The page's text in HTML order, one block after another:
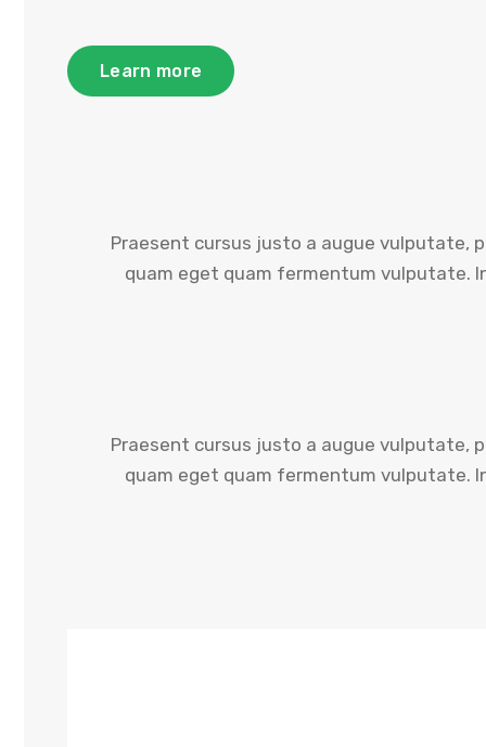
Learn more
Praesent cursus justo a augue vulputate,
quam eget quam fermentum vulputate.
Praesent cursus justo a augue vulputate,
quam eget quam fermentum vulputate.